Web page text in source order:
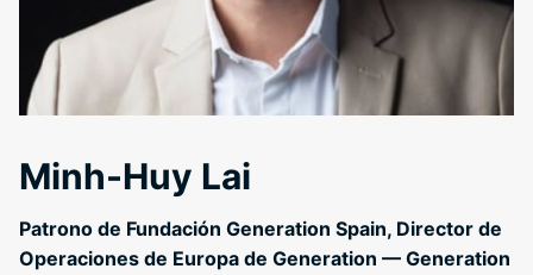
Minh-Huy Lai
Patrono de Fundación Generation Spain, Director de
Operaciones de Europa de Generation — Generation